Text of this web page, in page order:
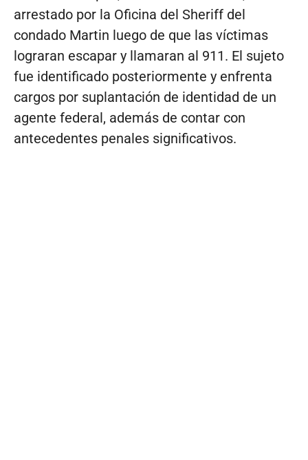
arrestado por la Oficina del Sheriff del
condado Martin luego de que las víctimas
lograran escapar y llamaran al 911. El sujeto
fue identificado posteriormente y enfrenta
cargos por suplantación de identidad de un
agente federal, además de contar con
antecedentes penales significativos.